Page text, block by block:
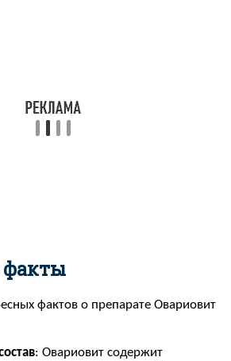
факты
фактов о препарате Овариовит
: Овариовит содержит